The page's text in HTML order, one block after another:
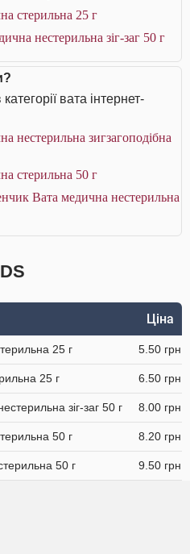
стерильна 25 г
нестерильна зіг-заг 50 г
вата інтернет-
нестерильна зигзагоподібна
стерильна 50 г
Вата медична нестерильна
Ціна
25 г 5.50 грн
25 г 6.50 грн
зіг-заг 50 г 8.00 грн
50 г 8.20 грн
50 г 9.50 грн